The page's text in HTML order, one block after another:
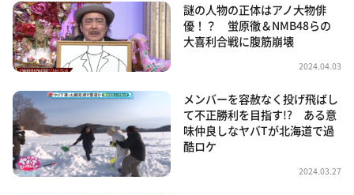
謎の人物の正体はアノ大物俳
優！？ 蛍原徹＆NMB48らの
大喜利合戦に腹筋崩壊
2024.04.03
メンバーを容赦なく投げ飛ばし
て不正勝利を目指す!? ある意
味仲良しなヤバTが北海道で過
酷ロケ
2024.03.27